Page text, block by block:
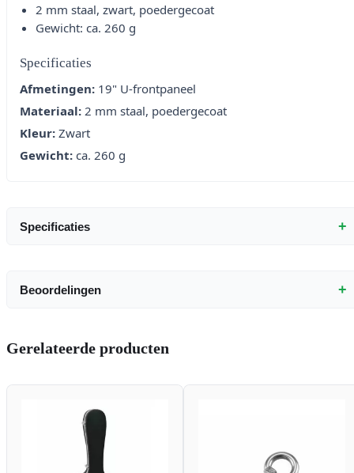
2 mm staal, zwart, poedergecoat
Gewicht: ca. 260 g
Specificaties
Afmetingen: 19" U-frontpaneel
Materiaal: 2 mm staal, poedergecoat
Kleur: Zwart
Gewicht: ca. 260 g
Specificaties +
Beoordelingen +
Gerelateerde producten